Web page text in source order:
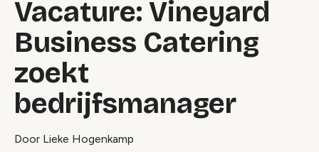
Vacature: Vineyard
Business Catering
zoekt
bedrijfsmanager
Door Lieke Hogenkamp